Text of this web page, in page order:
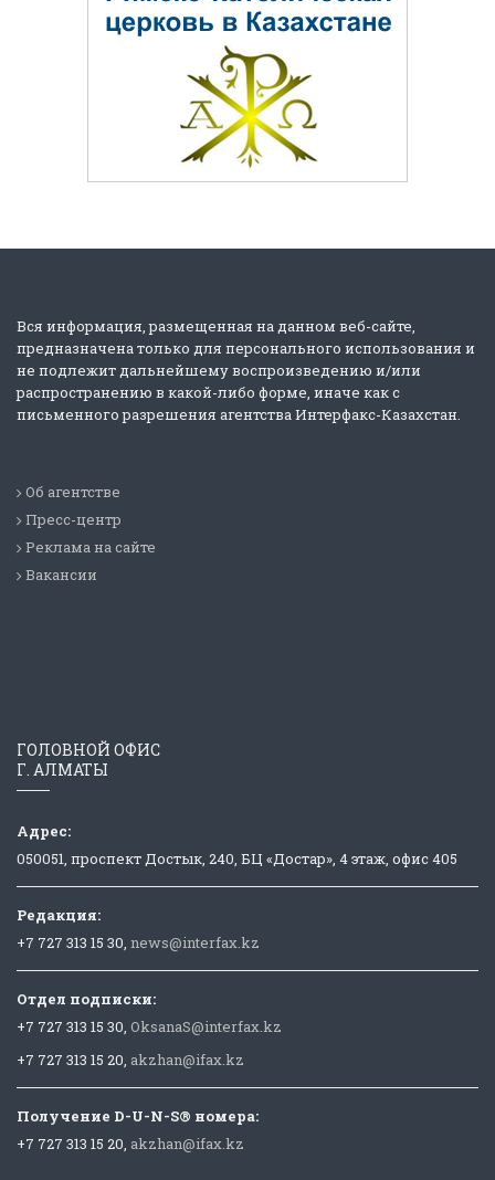
Вся информация, размещенная на данном веб-сайте,
предназначена только для персонального использования и
не подлежит дальнейшему воспроизведению и/или
распространению в какой-либо форме, иначе как с
письменного разрешения агентства Интерфакс-Казахстан.
Об агентстве
Пресс-центр
Реклама на сайте
Вакансии
ГОЛОВНОЙ ОФИС
Г. АЛМАТЫ
Адрес:
050051, проспект Достык, 240, БЦ «Достар», 4 этаж, офис 405
Редакция:
+7 727 313 15 30, news@interfax.kz
Отдел подписки:
+7 727 313 15 30, OksanaS@interfax.kz
+7 727 313 15 20, akzhan@ifax.kz
Получение D-U-N-S® номера:
+7 727 313 15 20, akzhan@ifax.kz